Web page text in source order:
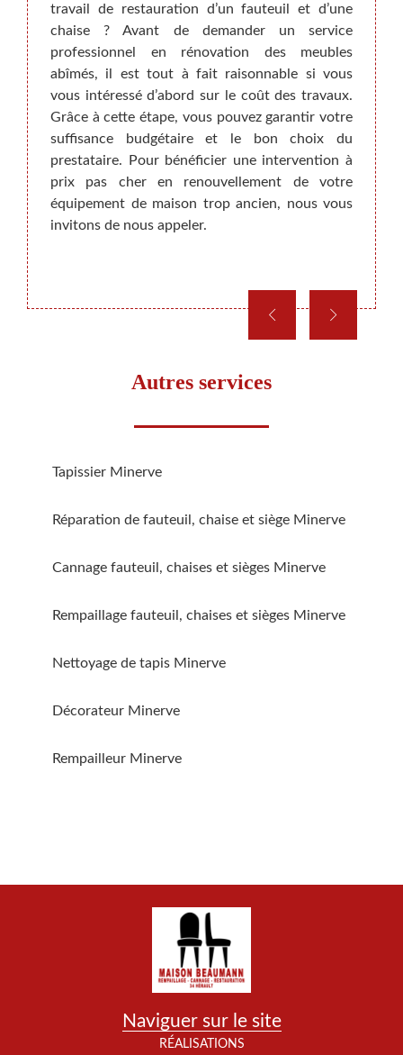
trop
en
en
de
qui
est
de
travail de restauration d’un fauteuil et d’une
chaise ? Avant de demander un service
professionnel en rénovation des meubles
abîmés, il est tout à fait raisonnable si vous
vous intéressé d’abord sur le coût des travaux.
Grâce à cette étape, vous pouvez garantir votre
suffisance budgétaire et le bon choix du
prestataire. Pour bénéficier une intervention à
prix pas cher en renouvellement de votre
équipement de maison trop ancien, nous vous
invitons de nous appeler.
une
Ne
peut
sont
de
Autres services
Tapissier Minerve
Réparation de fauteuil, chaise et siège Minerve
Cannage fauteuil, chaises et sièges Minerve
Rempaillage fauteuil, chaises et sièges Minerve
Nettoyage de tapis Minerve
Décorateur Minerve
Rempailleur Minerve
Naviguer sur le site
RÉALISATIONS